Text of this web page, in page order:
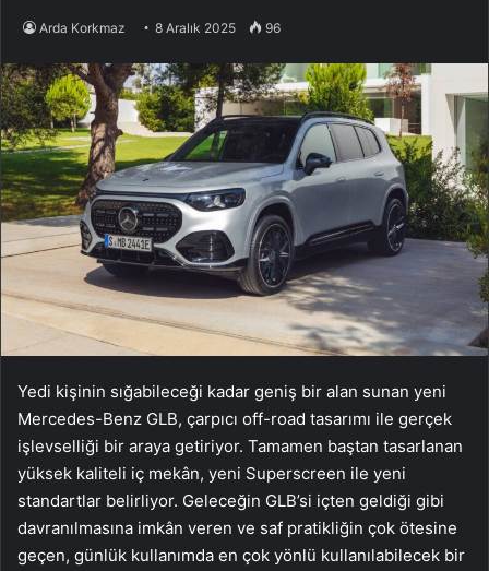
Arda Korkmaz 8 Aralık 2025 96
Yedi kişinin sığabileceği kadar geniş bir alan sunan yeni
Mercedes-Benz GLB, çarpıcı off-road tasarımı ile gerçek
işlevselliği bir araya getiriyor. Tamamen baştan tasarlanan
yüksek kaliteli iç mekân, yeni Superscreen ile yeni
standartlar belirliyor. Geleceğin GLB’si içten geldiği gibi
davranılmasına imkân veren ve saf pratikliğin çok ötesine
geçen, günlük kullanımda en çok yönlü kullanılabilecek bir